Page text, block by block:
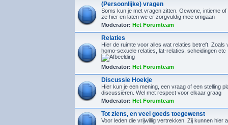
(Persoonlijke) vragen
Soms kun je met vragen zitten. Gewone, intieme
ze hier en laten we er zorgvuldig mee omgaan
Moderator: Het Forumteam
Relaties
Hier de ruimte voor alles wat relaties betreft. Zoals
homo-sexuele relaties, lat-relaties, scheidingen etc
Moderator: Het Forumteam
Discussie Hoekje
Hier kun je een mening, een vraag of een stelling
discussiëren. Wel met respect voor elkaar graag
Moderator: Het Forumteam
Tot ziens, en veel goeds toegewenst
Voor leden die vrijwillig vertrekken. Zij kunnen hier